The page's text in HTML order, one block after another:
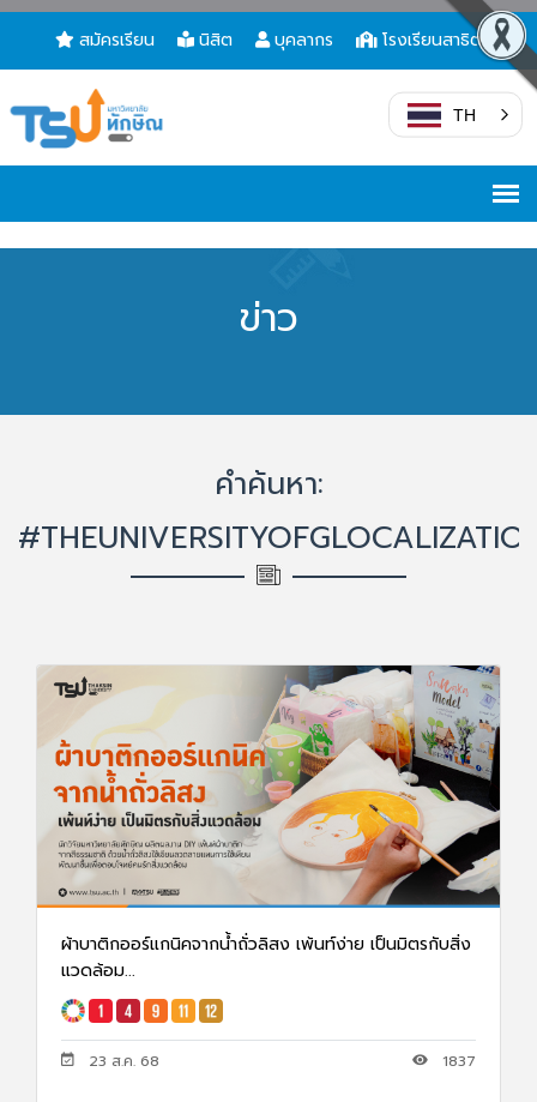
สมัครเรียน นิสิต บุคลากร โรงเรียนสาธิต
TH
ข่าว
คำค้นหา:
ผ้าบาติกออร์แกนิคจากน้ำถั่วลิสง เพ้นท์ง่าย เป็นมิตรกับสิ่ง
แวดล้อม...
23 ส.ค. 68 1837